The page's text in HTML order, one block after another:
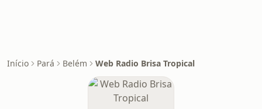
Início Pará Belém Web Radio Brisa Tropical